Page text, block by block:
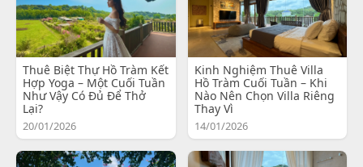
Thuê Biệt Thự Hồ Tràm Kết
Hợp Yoga – Một Cuối Tuần
Như Vậy Có Đủ Để Thở
Lại?
20/01/2026
Kinh Nghiệm Thuê Villa
Hồ Tràm Cuối Tuần – Khi
Nào Nên Chọn Villa Riêng
Thay Vì
14/01/2026